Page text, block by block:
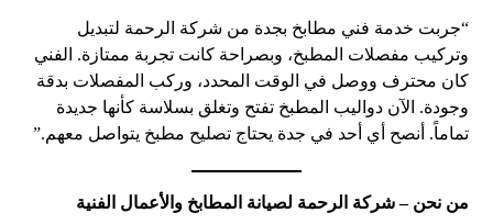
“جربت خدمة فني مطابخ بجدة من شركة الرحمة لتبديل
وتركيب مفصلات المطبخ، وبصراحة كانت تجربة ممتازة. الفني
كان محترف ووصل في الوقت المحدد، وركب المفصلات بدقة
وجودة. الآن دواليب المطبخ تفتح وتغلق بسلاسة كأنها جديدة
تماماً. أنصح أي أحد في جدة يحتاج تصليح مطبخ يتواصل معهم.”
من نحن – شركة الرحمة لصيانة المطابخ والأعمال الفنية